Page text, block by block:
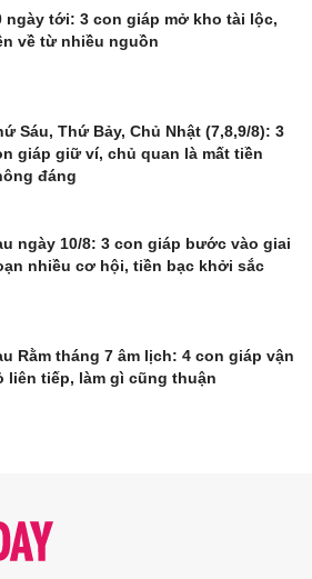
ngày tới: 3 con giáp mở kho tài lộc,
về từ nhiều nguồn
Sáu, Thứ Bảy, Chủ Nhật (7,8,9/8): 3
giáp giữ ví, chủ quan là mất tiền
đáng
ngày 10/8: 3 con giáp bước vào giai
nhiều cơ hội, tiền bạc khởi sắc
Rằm tháng 7 âm lịch: 4 con giáp vận
liên tiếp, làm gì cũng thuận